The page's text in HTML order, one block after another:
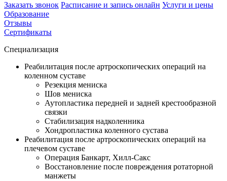
Заказать звонок Расписание и запись онлайн Услуги и цены
Образование
Отзывы
Сертификаты
Специализация
Реабилитация после артроскопических операций на
коленном суставе
Резекция мениска
Шов мениска
Аутопластика передней и задней крестообразной
связки
Стабилизация надколенника
Хондропластика коленного сустава
Реабилитация после артроскопических операций на
плечевом суставе
Операция Банкарт, Хилл-Сакс
Восстановление после повреждения ротаторной
манжеты